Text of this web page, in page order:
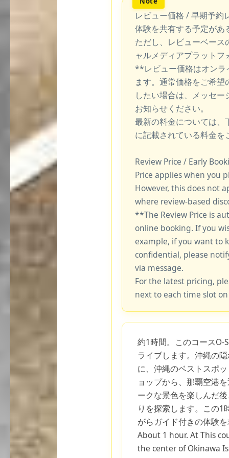
レビュー価格 / 早期予約
体験を共有する予定があ
ただし、レビューベー
ャルメディアプラット
**レビュー価格はオンラ
ます。通常価格をご希
したい場合は、メッセ
お知らせください。
最新の料金については、
に記載されている料金を
Review Price / Early
Price applies when you
However, this does not
where review-based
**The Review Price is
online booking. If you
example, if you want to
confidential, please
via message.
For the latest pricing,
next to each time slot
約1時間。このコースO-
ライブします。沖縄の
に、沖縄のベストスポ
ョップから、那覇空港
ークな景色を楽しんだ
りを探索します。この1
がらガイド付きの体験
About 1 hour. At This
the center of Okinawa